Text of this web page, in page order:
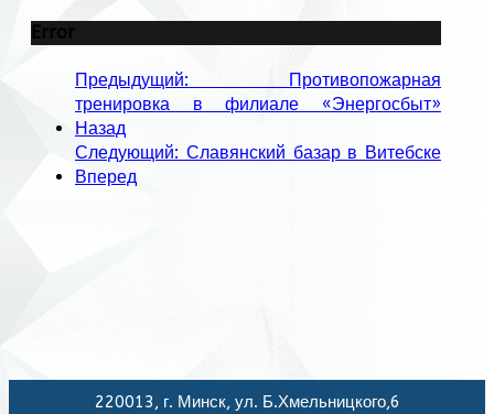
Error
Предыдущий: Противопожарная
тренировка в филиале «Энергосбыт»
Назад
Следующий: Славянский базар в Витебске
Вперед
220013, г. Минск, ул. Б.Хмельницкого,6